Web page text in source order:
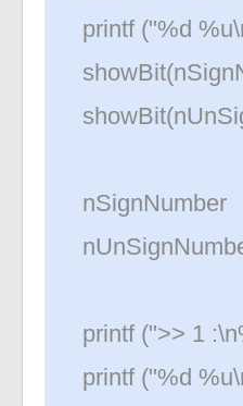
printf ("%d
nSignNumber
printf (">> 1
printf ("%d